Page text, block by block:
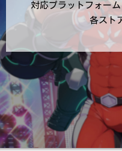
対応プラットフォー
各スト